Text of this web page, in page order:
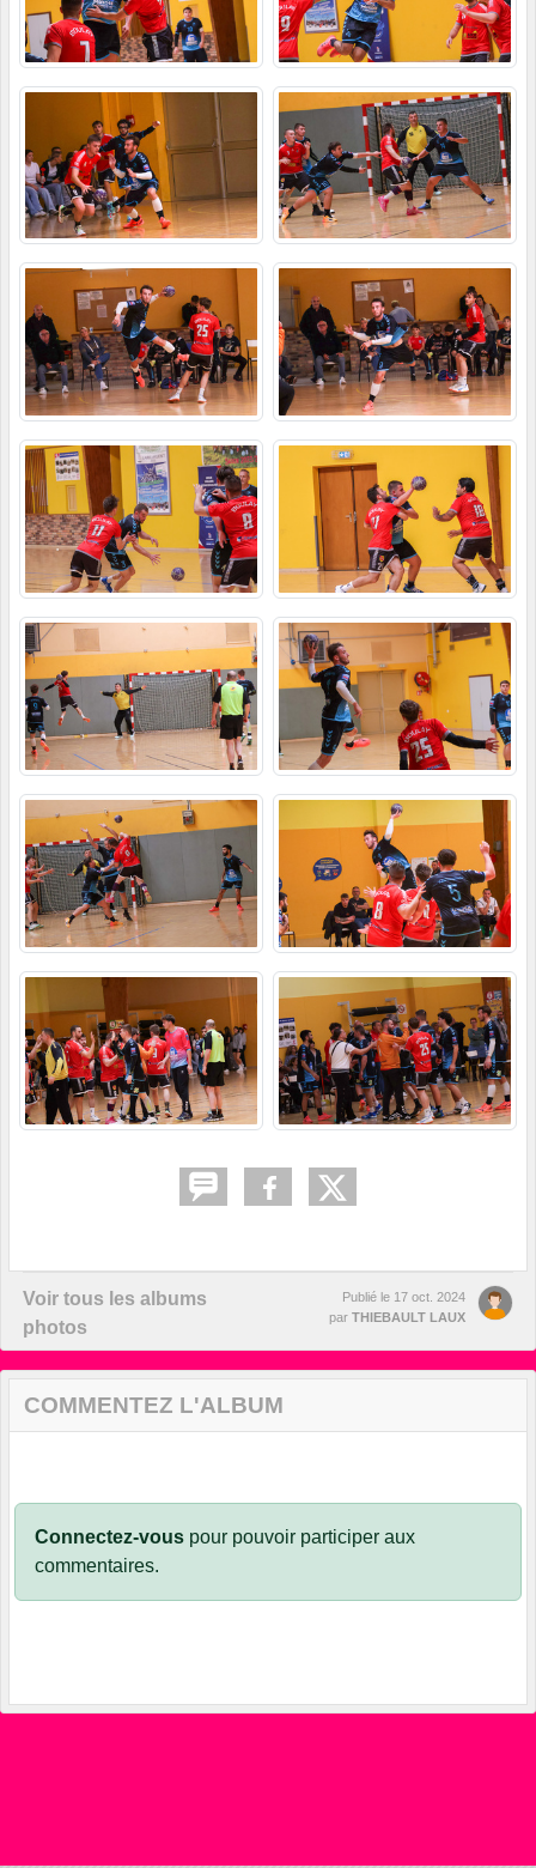
Voir tous les albums
photos
Publié le 17 oct. 2024
par THIEBAULT LAUX
COMMENTEZ L'ALBUM
Connectez-vous pour pouvoir participer aux
commentaires.